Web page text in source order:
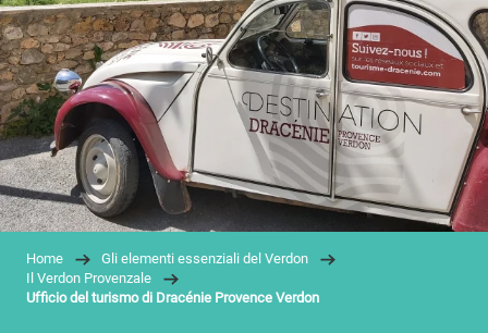
Home
Gli elementi essenziali del Verdon
Il Verdon Provenzale
Ufficio del turismo di Dracénie Provence Verdon